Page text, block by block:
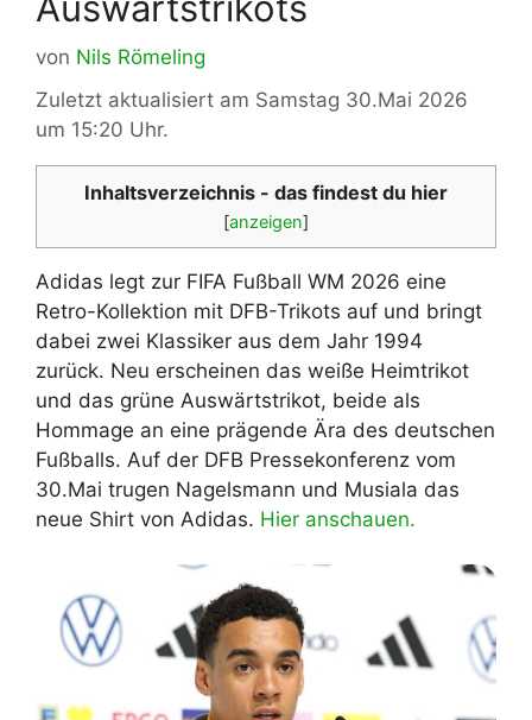
von Nils Römeling
Zuletzt aktualisiert am Samstag 30.Mai 2026
um 15:20 Uhr.
Inhaltsverzeichnis - das findest du hier
[anzeigen]
Adidas legt zur FIFA Fußball WM 2026 eine
Retro-Kollektion mit DFB-Trikots auf und bringt
dabei zwei Klassiker aus dem Jahr 1994
zurück. Neu erscheinen das weiße Heimtrikot
und das grüne Auswärtstrikot, beide als
Hommage an eine prägende Ära des deutschen
Fußballs. Auf der DFB Pressekonferenz vom
30.Mai trugen Nagelsmann und Musiala das
neue Shirt von Adidas. Hier anschauen.